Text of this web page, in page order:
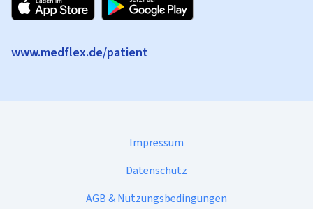
www.medflex.de/patient
Impressum
Datenschutz
AGB & Nutzungsbedingungen